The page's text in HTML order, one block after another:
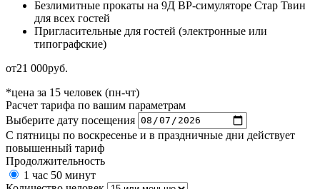
Безлимитные прокаты на 9Д ВР-симуляторе Стар Твин
для всех гостей
Пригласительные для гостей (электронные или
типографские)
от21 000руб.
*цена за 15 человек (пн-чт)
Расчет тарифа по вашим параметрам
Выберите дату посещения
С пятницы по воскресенье и в праздничные дни действует
повышенный тариф
Продолжительность
1 час 50 минут